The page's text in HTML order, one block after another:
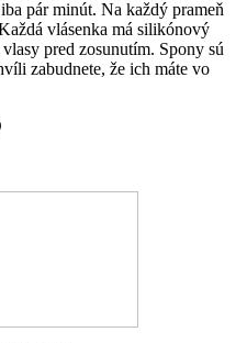
pár minút. Na každý prameň
vlásenka má silikónový
pred zosunutím. Spony sú
zabudnete, že ich máte vo